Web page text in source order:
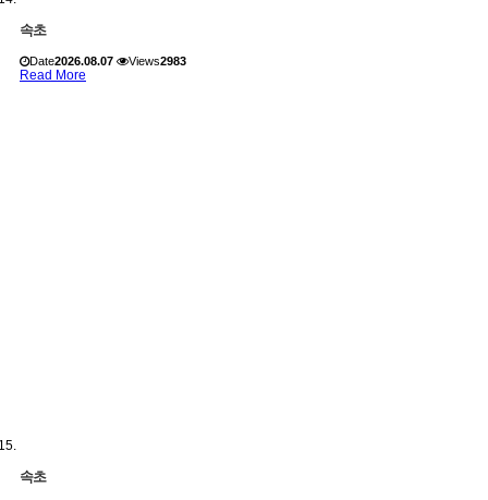
속초
Date2026.08.07 Views2983
Read More
속초